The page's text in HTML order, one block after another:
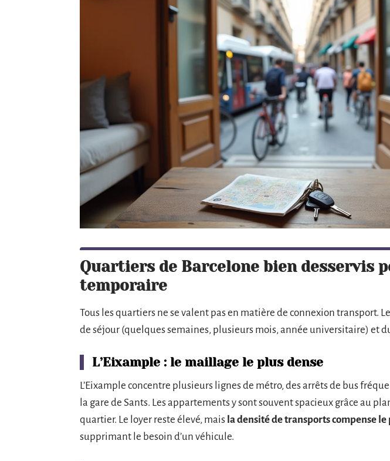
Quartiers de Barcelone bien desservis
temporaire
Tous les quartiers ne se valent pas en matière de connexion transport.
de séjour (quelques semaines, plusieurs mois, année universitaire) et
L’Eixample : le maillage le plus dense
L’Eixample concentre plusieurs lignes de métro, des arrêts de bus
la gare de Sants. Les appartements y sont souvent spacieux grâce au
quartier. Le loyer reste élevé, mais la densité de transports compense
supprimant le besoin d’un véhicule.